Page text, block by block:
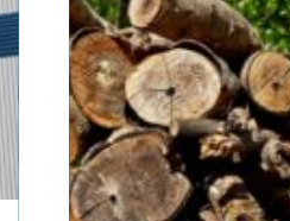
länge tar det, vad säger
detaljplanen och hur
påverkas tidsplanen? På
Gotland tillkommer
dessutom särskilda
hänsyn, som kultur...